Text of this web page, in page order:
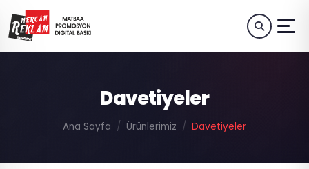
Davetiyeler
Ana Sayfa Ürünlerimiz Davetiyeler